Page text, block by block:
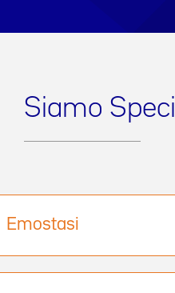
Siamo
Emostasi